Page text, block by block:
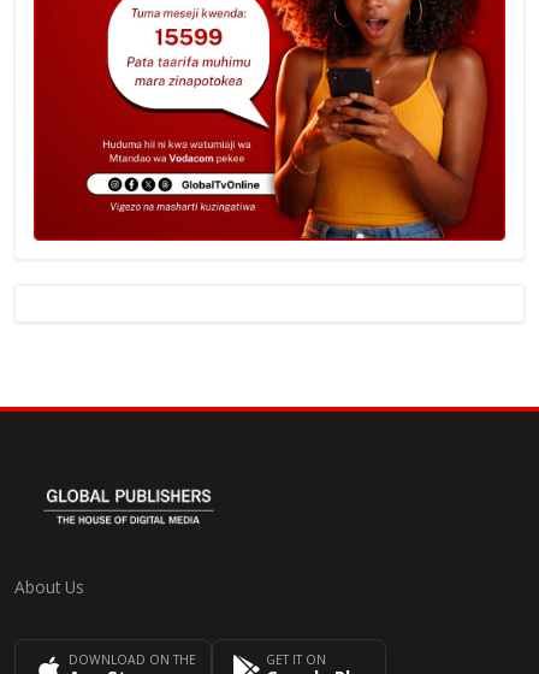
About Us
DOWNLOAD ON THE GET IT ON